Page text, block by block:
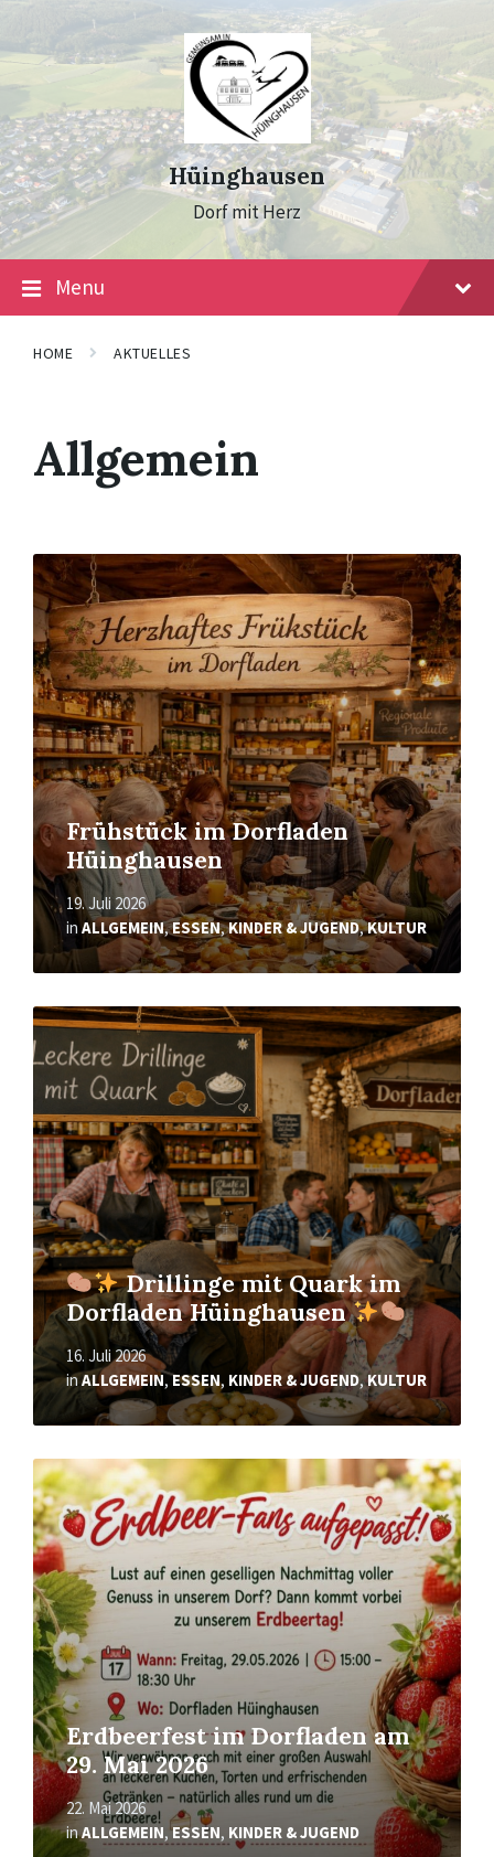
Skip
content
Skip
main
navigation
Skip
footer
Hüinghausen
Dorf mit Herz
Menu
HOME AKTUELLES
Allgemein
Frühstück im Dorfladen
Hüinghausen
19. Juli 2026
inALLGEMEIN,ESSEN,KINDER & JUGEND,KULTUR
Mehr
erfahren
Drillinge mit Quark im
Dorfladen Hüinghausen
16. Juli 2026
inALLGEMEIN,ESSEN, KINDER & JUGEND,KULTUR
Mehr
erfahren
Erdbeerfest im Dorfladen am
29. Mai 2026
22. Mai 2026
inALLGEMEIN,ESSEN, KINDER & JUGEND
Mehr
erfahren